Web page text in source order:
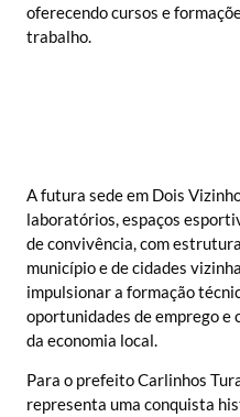
oferecendo cursos e
trabalho.
A futura sede em Dois
laboratórios, espaços
de convivência, com
município e de cidades
impulsionar a formação
oportunidades de emprego
da economia local.
Para o prefeito Carlinhos
representa uma conquista